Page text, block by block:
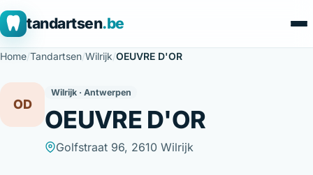
tandartsen.be
Home/Tandartsen/Wilrijk/OEUVRE D'OR
OD
Wilrijk · Antwerpen
OEUVRE D'OR
Golfstraat 96, 2610 Wilrijk